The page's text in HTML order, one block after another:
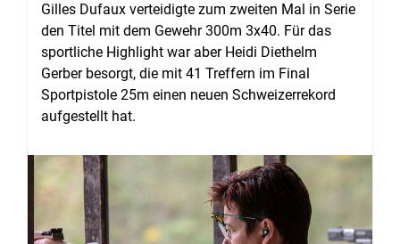
Gilles Dufaux verteidigte zum zweiten Mal in Serie
den Titel mit dem Gewehr 300m 3x40. Für das
sportliche Highlight war aber Heidi Diethelm
Gerber besorgt, die mit 41 Treffern im Final
Sportpistole 25m einen neuen Schweizerrekord
aufgestellt hat.